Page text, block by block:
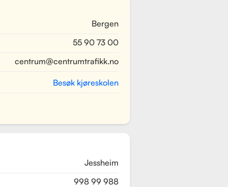
Bergen
55 90 73 00
centrum@centrumtrafikk.no
Besøk kjøreskolen
Jessheim
998 99 988